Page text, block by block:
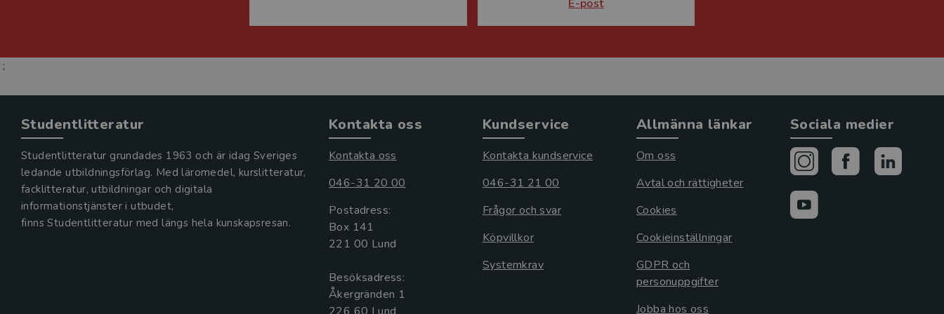
E-post
;
Studentlitteratur
Studentlitteratur grundades 1963 och är idag Sveriges
ledande utbildningsförlag. Med läromedel, kurslitteratur,
facklitteratur, utbildningar och digitala
informationstjänster i utbudet,
finns Studentlitteratur med längs hela kunskapsresan.
Kontakta oss
Kontakta oss
046-31 20 00
Postadress:
Box 141
221 00 Lund
Besöksadress:
Åkergränden 1
Kundservice
Kontakta kundservice
046-31 21 00
Frågor och svar
Köpvillkor
Systemkrav
Allmänna länkar
Om oss
Avtal och rättigheter
Cookies
Cookieinställningar
GDPR och
personuppgifter
Jobba hos oss
Sociala medier